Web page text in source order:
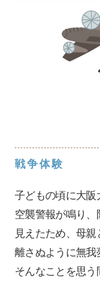
戦争体験
子どもの頃に大阪
空襲警報が鳴り
見えたため、母
離さぬように無
そんなことを思